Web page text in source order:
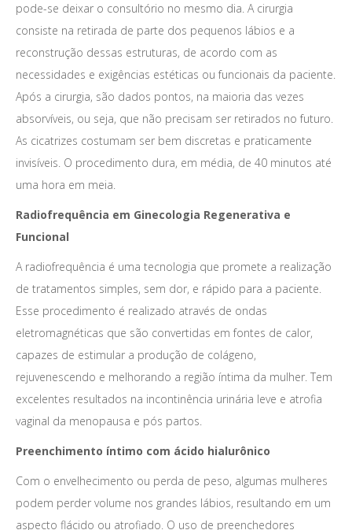
pode-se deixar o consultório no mesmo dia. A cirurgia
consiste na retirada de parte dos pequenos lábios e a
reconstrução dessas estruturas, de acordo com as
necessidades e exigências estéticas ou funcionais da paciente.
Após a cirurgia, são dados pontos, na maioria das vezes
absorvíveis, ou seja, que não precisam ser retirados no futuro.
As cicatrizes costumam ser bem discretas e praticamente
invisíveis. O procedimento dura, em média, de 40 minutos até
uma hora em meia.
Radiofrequência em Ginecologia Regenerativa e
Funcional
A radiofrequência é uma tecnologia que promete a realização
de tratamentos simples, sem dor, e rápido para a paciente.
Esse procedimento é realizado através de ondas
eletromagnéticas que são convertidas em fontes de calor,
capazes de estimular a produção de colágeno,
rejuvenescendo e melhorando a região íntima da mulher. Tem
excelentes resultados na incontinência urinária leve e atrofia
vaginal da menopausa e pós partos.
Preenchimento íntimo com ácido hialurônico
Com o envelhecimento ou perda de peso, algumas mulheres
podem perder volume nos grandes lábios, resultando em um
aspecto flácido ou atrofiado. O uso de preenchedores